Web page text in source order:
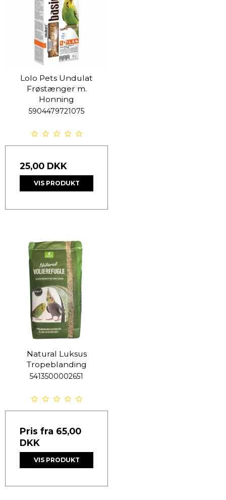
Lolo Pets Undulat
Frøstænger m.
Honning
5904479721075
25,00 DKK
VIS PRODUKT
Natural Luksus
Tropeblanding
5413500002651
Pris fra 65,00
DKK
VIS PRODUKT